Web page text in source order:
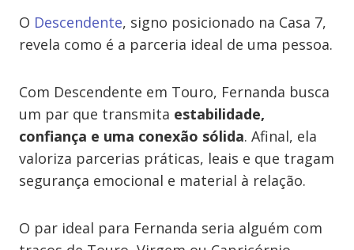
O Descendente, signo posicionado na Casa 7,
revela como é a parceria ideal de uma pessoa.
Com Descendente em Touro, Fernanda busca
um par que transmita estabilidade,
confiança e uma conexão sólida. Afinal, ela
valoriza parcerias práticas, leais e que tragam
segurança emocional e material à relação.
O par ideal para Fernanda seria alguém com